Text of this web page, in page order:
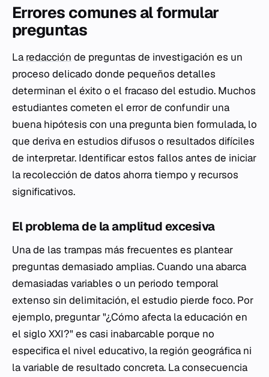
Errores comunes al formular
preguntas
La redacción de preguntas de investigación es un
proceso delicado donde pequeños detalles
determinan el éxito o el fracaso del estudio. Muchos
estudiantes cometen el error de confundir una
buena hipótesis con una pregunta bien formulada, lo
que deriva en estudios difusos o resultados difíciles
de interpretar. Identificar estos fallos antes de iniciar
la recolección de datos ahorra tiempo y recursos
significativos.
El problema de la amplitud excesiva
Una de las trampas más frecuentes es plantear
preguntas demasiado amplias. Cuando una abarca
demasiadas variables o un periodo temporal
extenso sin delimitación, el estudio pierde foco. Por
ejemplo, preguntar "¿Cómo afecta la educación en
el siglo XXI?" es casi inabarcable porque no
especifica el nivel educativo, la región geográfica ni
la variable de resultado concreta. La consecuencia